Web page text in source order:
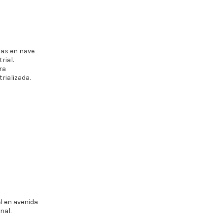
en nave
en avenida